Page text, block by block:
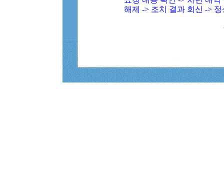
해제 -> 조치 결과 회신 ->